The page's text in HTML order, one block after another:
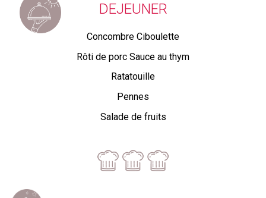
DEJEUNER
Concombre Ciboulette
Rôti de porc Sauce au thym
Ratatouille
Pennes
Salade de fruits